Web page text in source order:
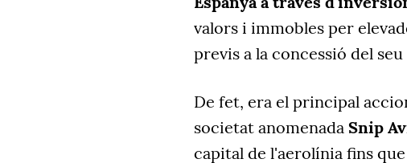
valors i immobles per
previs a la concessió del seu
De fet, era el principal
societat anomenada Snip
capital de l'aerolínia fins